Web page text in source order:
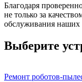
Благодаря
не только за
обслуживания наших
Выберите
Ремонт роботов-